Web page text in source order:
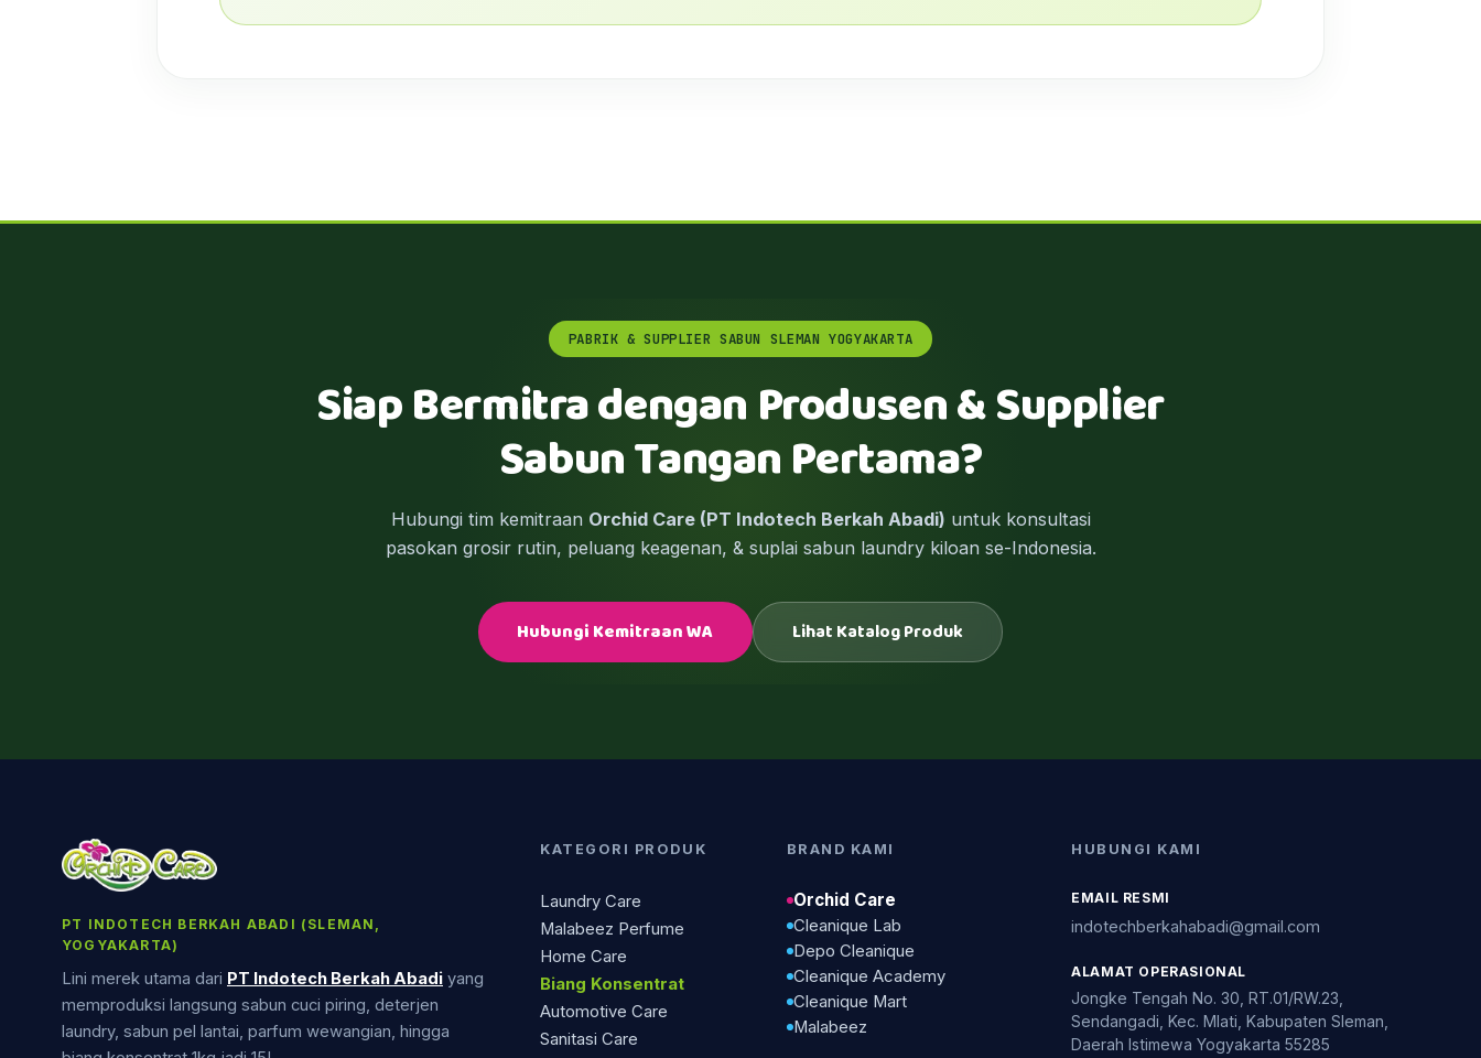
PABRIK & SUPPLIER SABUN SLEMAN YOGYAKARTA
Siap Bermitra dengan Produsen & Supplier
Sabun Tangan Pertama?
Hubungi tim kemitraan Orchid Care (PT Indotech Berkah Abadi) untuk konsultasi
pasokan grosir rutin, peluang keagenan, & suplai sabun laundry kiloan se-Indonesia.
Hubungi Kemitraan WA Lihat Katalog Produk
PT INDOTECH BERKAH ABADI (SLEMAN,
YOGYAKARTA)
Lini merek utama dari PT Indotech Berkah Abadi yang
memproduksi langsung sabun cuci piring, deterjen
laundry, sabun pel lantai, parfum wewangian, hingga
KATEGORI PRODUK
Laundry Care
Malabeez Perfume
Home Care
Biang Konsentrat
Automotive Care
Sanitasi Care
BRAND KAMI
Orchid Care
Cleanique Lab
Depo Cleanique
Cleanique Academy
Cleanique Mart
Malabeez
HUBUNGI KAMI
EMAIL RESMI
indotechberkahabadi@gmail.com
ALAMAT OPERASIONAL
Jongke Tengah No. 30, RT.01/RW.23,
Sendangadi, Kec. Mlati, Kabupaten Sleman,
Daerah Istimewa Yogyakarta 55285